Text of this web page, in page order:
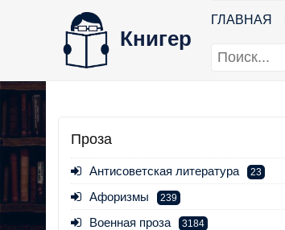
Книгер
ГЛАВНАЯ
Проза
Антисоветская литература 23
Афоризмы 239
Военная проза 3184